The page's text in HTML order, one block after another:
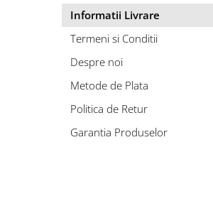
Informatii Livrare
Termeni si Conditii
Despre noi
Metode de Plata
Politica de Retur
Garantia Produselor